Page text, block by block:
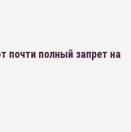
полный запрет на